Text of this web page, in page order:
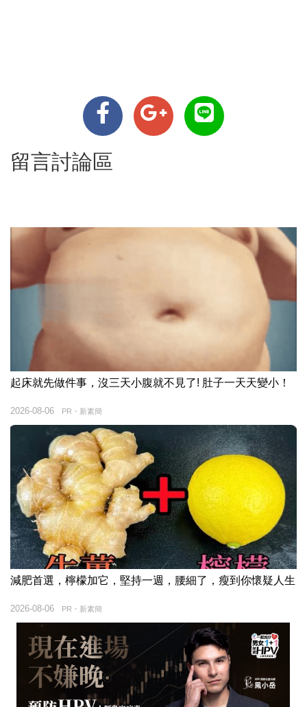
留言討論區
起床就先做件事，沒三天小腹就不見了! 肚子一天天變小！
PR・新素簡
2026-08-06
減肥首選，檸檬加它，堅持一週，腰細了，瘦到你懷疑人生
PR・新素簡
2026-08-06